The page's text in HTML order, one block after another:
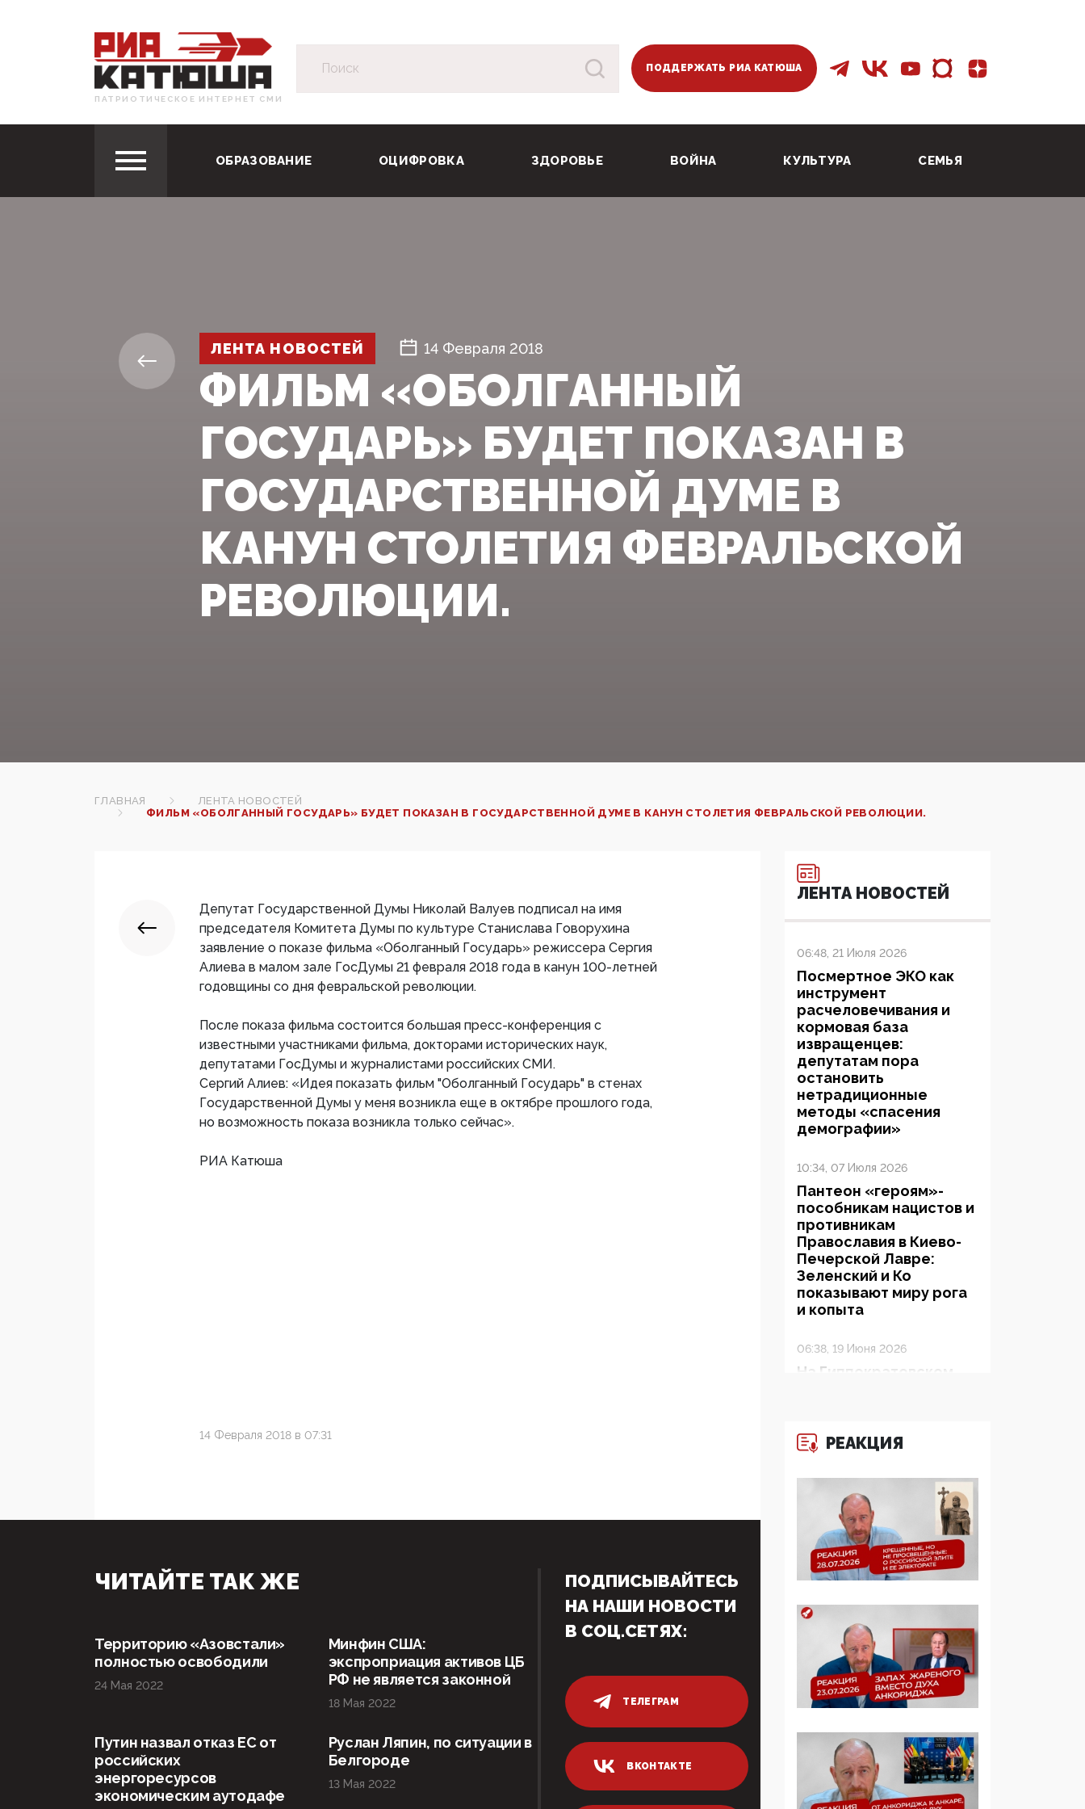
ПАТРИОТИЧЕСКОЕ ИНТЕРНЕТ СМИ
ПОДДЕРЖАТЬ РИА КАТЮША
ОБРАЗОВАНИЕ ОЦИФРОВКА ЗДОРОВЬЕ ВОЙНА КУЛЬТУРА СЕМЬЯ
ЛЕНТА НОВОСТЕЙ 14 Февраля 2018
ФИЛЬМ «ОБОЛГАННЫЙ
ГОСУДАРЬ» БУДЕТ ПОКАЗАН В
ГОСУДАРСТВЕННОЙ ДУМЕ В
КАНУН СТОЛЕТИЯ ФЕВРАЛЬСКОЙ
РЕВОЛЮЦИИ.
ГЛАВНАЯ
ЛЕНТА НОВОСТЕЙ
ФИЛЬМ «ОБОЛГАННЫЙ ГОСУДАРЬ» БУДЕТ ПОКАЗАН В ГОСУДАРСТВЕННОЙ ДУМЕ В КАНУН СТОЛЕТИЯ ФЕВРАЛЬСКОЙ РЕВОЛЮЦИИ.
Депутат Государственной Думы Николай Валуев подписал на имя
председателя Комитета Думы по культуре Станислава Говорухина
заявление о показе фильма «Оболганный Государь» режиссера Сергия
Алиева в малом зале ГосДумы 21 февраля 2018 года в канун 100-летней
годовщины со дня февральской революции.
После показа фильма состоится большая пресс-конференция с
известными участниками фильма, докторами исторических наук,
депутатами ГосДумы и журналистами российских СМИ.
Сергий Алиев: «Идея показать фильм "Оболганный Государь" в стенах
Государственной Думы у меня возникла еще в октябре прошлого года,
но возможность показа возникла только сейчас».
РИА Катюша
14 Февраля 2018 в 07:31
ЛЕНТА НОВОСТЕЙ
06:48, 21 Июля 2026
Посмертное ЭКО как
инструмент
расчеловечивания и
кормовая база
извращенцев:
депутатам пора
остановить
нетрадиционные
методы «спасения
демографии»
10:34, 07 Июля 2026
Пантеон «героям»-
пособникам нацистов и
противникам
Православия в Киево-
Печерской Лавре:
Зеленский и Ко
показывают миру рога
и копыта
06:38, 19 Июня 2026
На Гиппократовском
бюджета в 100 раз
больше, чем кровные
многодетные семьи
05:00, 13 Июня 2026
Разбор учебника
Обществознания под
редакцией Медведева:
традиционные
ценности и немного
двоемыслия
11:53, 09 Июня 2026
Прокуратура наконец
экстремистскую
деятельность ИИТО
ЮНЕСКО в России, но
цифроглобалисты
продолжают
РЕАКЦИЯ
ЧИТАЙТЕ ТАК ЖЕ
Территорию «Азовстали»
полностью освободили
24 Мая 2022
Минфин США:
экспроприация активов ЦБ
РФ не является законной
18 Мая 2022
Путин назвал отказ ЕС от
российских
энергоресурсов
экономическим аутодафе
Руслан Ляпин, по ситуации в
Белгороде
13 Мая 2022
ПОДПИСЫВАЙТЕСЬ
НА НАШИ НОВОСТИ
В СОЦ.СЕТЯХ:
ТЕЛЕГРАМ
ВКОНТАКТЕ